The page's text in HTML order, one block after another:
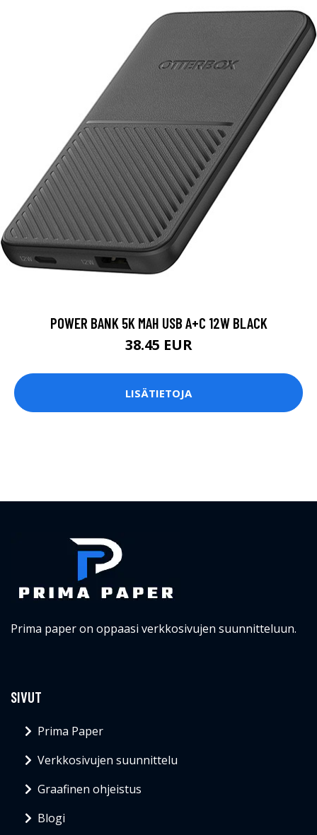
POWER BANK 5K MAH USB A+C 12W BLACK
38.45 EUR
LISÄTIETOJA
Prima paper on oppaasi verkkosivujen suunnitteluun.
SIVUT
Prima Paper
Verkkosivujen suunnittelu
Graafinen ohjeistus
Blogi